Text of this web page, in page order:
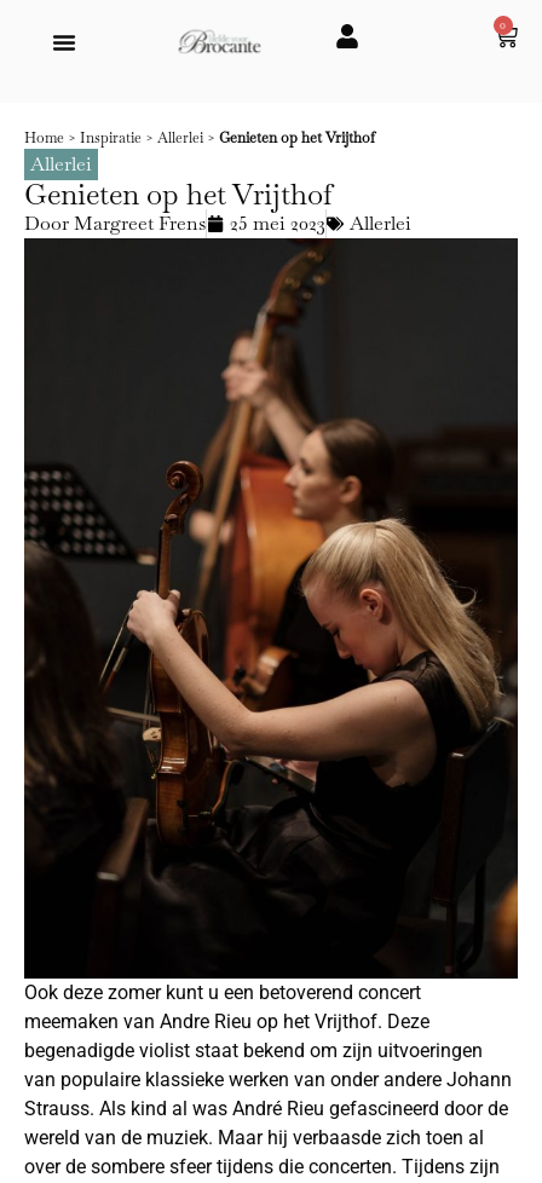
0
Home > Inspiratie > Allerlei > Genieten op het Vrijthof
Allerlei
Genieten op het Vrijthof
DoorMargreet Frens 25 mei 2023 Allerlei
Ook deze zomer kunt u een betoverend concert
meemaken van Andre Rieu op het Vrijthof. Deze
begenadigde violist staat bekend om zijn uitvoeringen
van populaire klassieke werken van onder andere Johann
Strauss. Als kind al was André Rieu gefascineerd door de
wereld van de muziek. Maar hij verbaasde zich toen al
over de sombere sfeer tijdens die concerten. Tijdens zijn